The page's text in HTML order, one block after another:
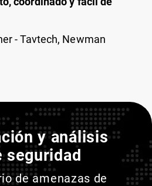
- Tavtech, Newman
y análisis
seguridad
de amenazas de